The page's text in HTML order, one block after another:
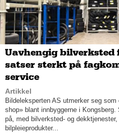
HYDAC er stort sett selvforsørget
hydraulikk. Det betyr at de kan
Uavhengig bilverksted
satser sterkt på
service
Artikkel
Bildeleksperten AS utmerker seg
shop» blant innbyggerne i
på, med bilverksted- og
bilpleieprodukter...